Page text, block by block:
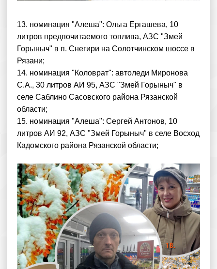
13. номинация "Алеша": Ольга Ергашева, 10
литров предпочитаемого топлива, АЗС "Змей
Горыныч" в п. Снегири на Солотчинском шоссе в
Рязани;
14. номинация "Коловрат": автоледи Миронова
С.А., 30 литров АИ 95, АЗС "Змей Горыныч" в
селе Саблино Сасовского района Рязанской
области;
15. номинация "Алеша": Сергей Антонов, 10
литров АИ 92, АЗС "Змей Горыныч" в селе Восход
Кадомского района Рязанской области;